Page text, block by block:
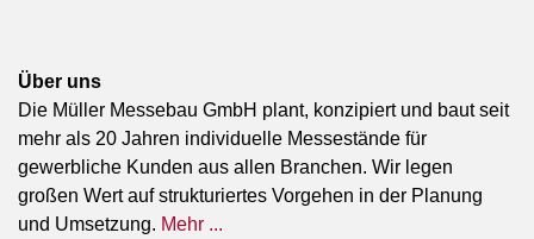
Über uns
Die Müller Messebau GmbH plant, konzipiert und baut seit
mehr als 20 Jahren individuelle Messestände für
gewerbliche Kunden aus allen Branchen. Wir legen
großen Wert auf strukturiertes Vorgehen in der Planung
und Umsetzung. Mehr ...